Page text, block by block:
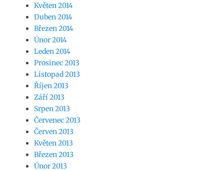
Květen 2014
Duben 2014
Březen 2014
Únor 2014
Leden 2014
Prosinec 2013
Listopad 2013
Říjen 2013
Září 2013
Srpen 2013
Červenec 2013
Červen 2013
Květen 2013
Březen 2013
Únor 2013